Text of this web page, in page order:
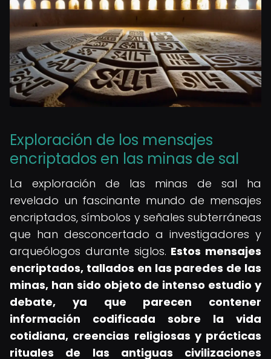
Exploración de los mensajes
encriptados en las minas de sal
La exploración de las minas de sal ha
revelado un fascinante mundo de mensajes
encriptados, símbolos y señales subterráneas
que han desconcertado a investigadores y
arqueólogos durante siglos. Estos mensajes
encriptados, tallados en las paredes de las
minas, han sido objeto de intenso estudio y
debate, ya que parecen contener
información codificada sobre la vida
cotidiana, creencias religiosas y prácticas
rituales de las antiguas civilizaciones